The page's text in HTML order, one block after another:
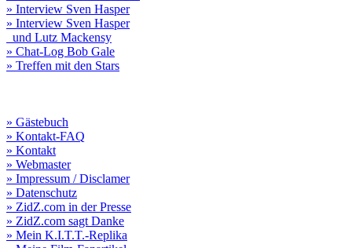
» Interview Sven Hasper
» Interview Sven Hasper
und Lutz Mackensy
» Chat-Log Bob Gale
» Treffen mit den Stars
» Gästebuch
» Kontakt-FAQ
» Kontakt
» Webmaster
» Impressum / Disclamer
» Datenschutz
» ZidZ.com in der Presse
» ZidZ.com sagt Danke
» Mein K.I.T.T.-Replika